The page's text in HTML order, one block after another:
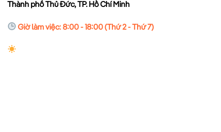
Thành phố Thủ Đức, TP. Hồ Chí Minh
Giờ làm việc: 8:00 - 18:00 (Thứ 2 - Thứ 7)